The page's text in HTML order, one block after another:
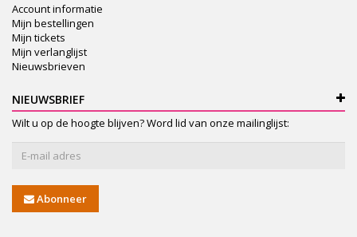
Account informatie
Mijn bestellingen
Mijn tickets
Mijn verlanglijst
Nieuwsbrieven
NIEUWSBRIEF
Wilt u op de hoogte blijven? Word lid van onze mailinglijst:
Abonneer